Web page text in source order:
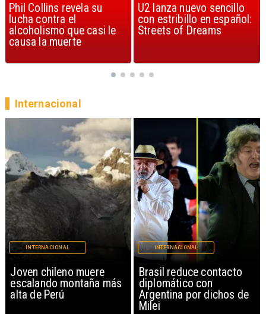
U2 lanza nuevo sencillo
con estribillo en español:
Streets of Dreams
“Africa” de Toto es
considerada la mejor
canción, según la ciencia
Brasil reduce contacto
diplomático con
Argentina por dichos de
INTERNACIONAL
China restringe
exportación de drones a
EEUU y sanciona
empresas
INTERNACIONAL
Internacional